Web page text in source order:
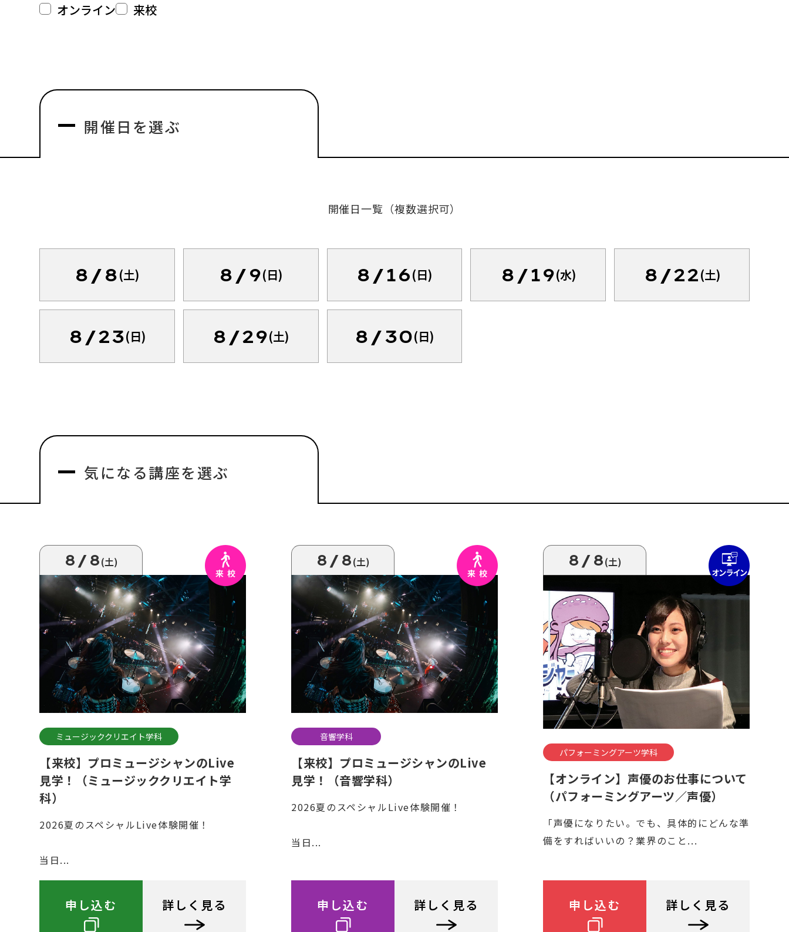
オンライン 来校
開催日を選ぶ
開催日一覧（複数選択可）
8/8(土) 8/9(日) 8/16(日) 8/19(水) 8/22(土)
8/23(日) 8/29(土) 8/30(日)
気になる講座を選ぶ
8/8(土)
ミュージッククリエイト学科
【来校】プロミュージシャンのLive
見学！（ミュージッククリエイト学
科）
2026夏のスペシャルLive体験開催！
当日...
申し込む 詳しく見る
8/8(土)
音響学科
【来校】プロミュージシャンのLive
見学！（音響学科）
2026夏のスペシャルLive体験開催！
当日...
申し込む 詳しく見る
8/8(土)
パフォーミングアーツ学科
【オンライン】声優のお仕事について
（パフォーミングアーツ／声優）
「声優になりたい。でも、具体的にどんな準
備をすればいいの？業界のこと...
申し込む 詳しく見る